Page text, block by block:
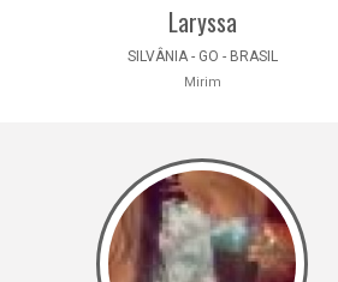
Laryssa
SILVÂNIA - GO - BRASIL
Mirim